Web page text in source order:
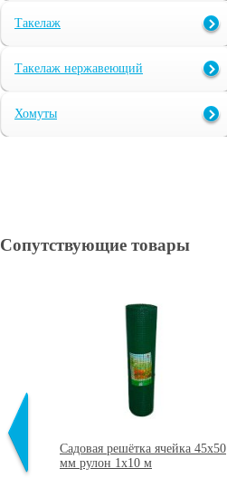
Такелаж
Такелаж нержавеющий
Хомуты
Сопутствующие товары
Садовая решётка ячейка 45х50
мм рулон 1х10 м